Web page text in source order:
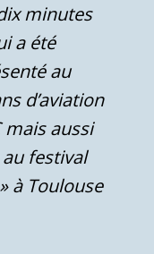
minutes
a été
au
d’aviation
mais aussi
festival
à Toulouse